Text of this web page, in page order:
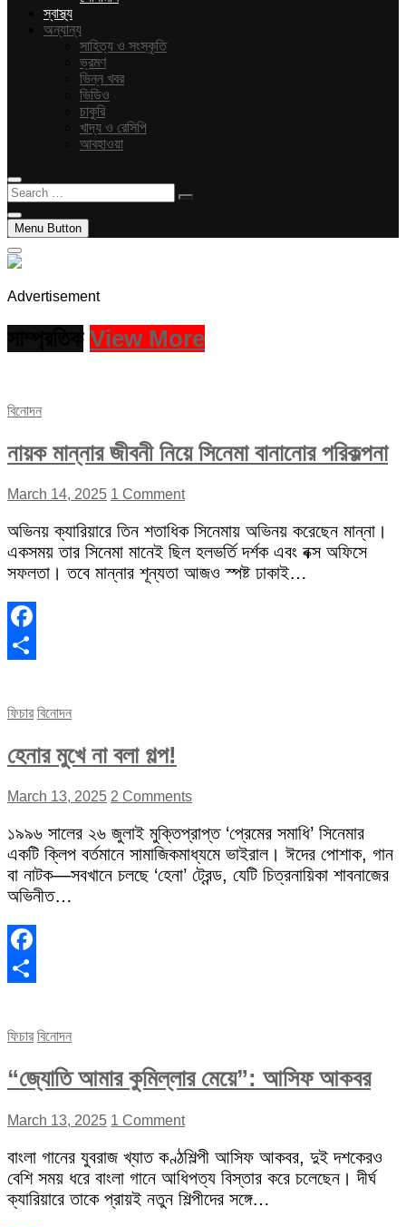
স্বাস্থ্য
অন্যান্য
সাহিত্য ও সংস্কৃতি
ভ্রমণ
ভিন্ন খবর
ভিডিও
চাকুরি
খাদ্য ও রেসিপি
আবহাওয়া
Search
…
Menu Button
Advertisement
View More
বিনোদন
নায়ক মান্নার জীবনী নিয়ে সিনেমা বানানোর পরিকল্পনা
March 14, 2025 1 Comment
অভিনয় ক্যারিয়ারে তিন শতাধিক সিনেমায় অভিনয় করেছেন মান্না।
একসময় তার সিনেমা মানেই ছিল হলভর্তি দর্শক এবং বক্স অফিসে
সফলতা। তবে মান্নার শূন্যতা আজও স্পষ্ট ঢাকাই…
Facebook
ফিচার বিনোদন
হেনার মুখে না বলা গল্প!
March 13, 2025 2 Comments
১৯৯৬ সালের ২৬ জুলাই মুক্তিপ্রাপ্ত ‘প্রেমের সমাধি’ সিনেমার
একটি ক্লিপ বর্তমানে সামাজিকমাধ্যমে ভাইরাল। ঈদের পোশাক, গান
বা নাটক—সবখানে চলছে ‘হেনা’ ট্রেন্ড, যেটি চিত্রনায়িকা শাবনাজের
অভিনীত…
Facebook
ফিচার বিনোদন
“জ্যোতি আমার কুমিল্লার মেয়ে”: আসিফ আকবর
March 13, 2025 1 Comment
বাংলা গানের যুবরাজ খ্যাত কণ্ঠশিল্পী আসিফ আকবর, দুই দশকেরও
বেশি সময় ধরে বাংলা গানে আধিপত্য বিস্তার করে চলেছেন। দীর্ঘ
ক্যারিয়ারে তাকে প্রায়ই নতুন শিল্পীদের সঙ্গে…